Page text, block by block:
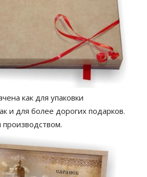
как для упаковки
и для более дорогих подарков.